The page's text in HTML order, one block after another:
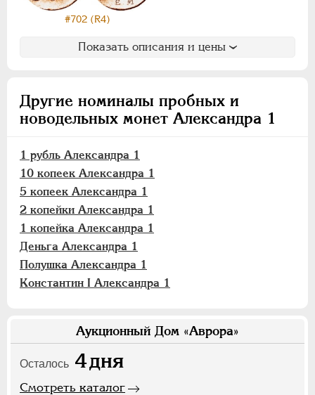
#702 (R4)
Показать описания и цены
Другие номиналы пробных и
новодельных монет Александра 1
1 рубль Александра 1
10 копеек Александра 1
5 копеек Александра 1
2 копейки Александра 1
1 копейка Александра 1
Деньга Александра 1
Полушка Александра 1
Константин I Александра 1
Аукционный Дом «Аврора»
Осталось 4дня
Смотреть каталог
Полушка
Константин I
Монетовидные
НИКОЛАЙ I 1826-1855
АЛЕКСАНДР III 1881-1894
НИКОЛАЙ II 1894-1917
ВРЕМЕННОЕ ПРАВ. 1917-1918
ИНОСТРАННЫЕ 1768-1918